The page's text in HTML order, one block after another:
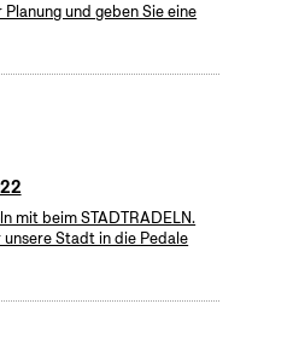
und geben Sie eine
mit beim STADTRADELN.
Stadt in die Pedale